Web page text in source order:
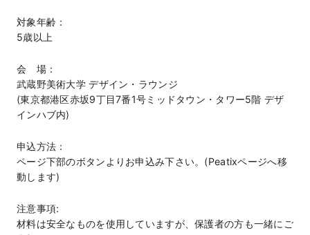
対象年齢：
5歳以上
会 場：
武蔵野美術大学 デザイン・ラウンジ
(東京都港区赤坂9丁目7番1号ミッドタウン・タワー5階 デザ
インハブ内)
申込方法：
ページ下部のボタンよりお申込み下さい。(Peatixページへ移
動します)
注意事項:
材料は安全なものを使用していますが、保護者の方も一緒にご